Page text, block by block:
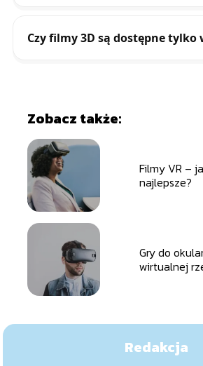
Czy filmy 3D są dostępne tylko
Zobacz także:
Filmy VR –
najlepsze?
Gry do
wirtualnej
Redakcja